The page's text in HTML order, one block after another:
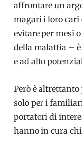
affrontare un
magari i loro cari
evitare per mesi
della malattia –
e ad alto
Però è altrettanto
solo per i
portatori di
hanno in cura